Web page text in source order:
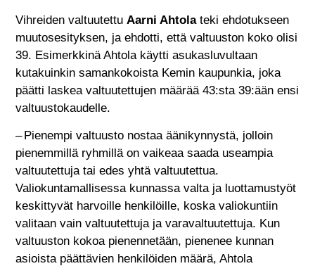
Vihreiden valtuutettu Aarni Ahtolateki ehdotukseen
muutosesityksen, ja ehdotti, että valtuuston koko olisi
39. Esimerkkinä Ahtola käytti asukasluvultaan
kutakuinkin samankokoista Kemin kaupunkia, joka
päätti laskea valtuutettujen määrää 43:sta 39:ään ensi
valtuustokaudelle.
– Pienempi valtuusto nostaa äänikynnystä, jolloin
pienemmillä ryhmillä on vaikeaa saada useampia
valtuutettuja tai edes yhtä valtuutettua.
Valiokuntamallisessa kunnassa valta ja luottamustyöt
keskittyvät harvoille henkilöille, koska valiokuntiin
valitaan vain valtuutettuja ja varavaltuutettuja. Kun
valtuuston kokoa pienennetään, pienenee kunnan
asioista päättävien henkilöiden määrä, Ahtola